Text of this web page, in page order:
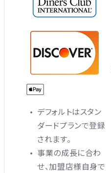
デフォルトはスタン
ダードプランで登録
されます。
事業の成長に合わ
せ、加盟店様自身で